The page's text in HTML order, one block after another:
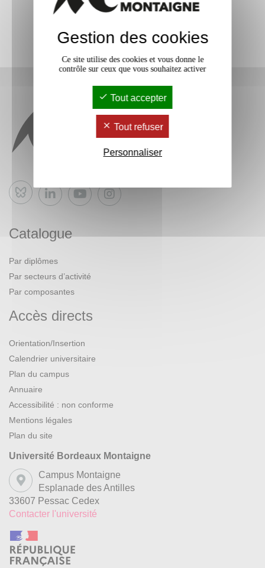
Bluesky
Catalogue
Par diplômes
Par secteurs d’activité
Par composantes
Accès directs
Orientation/Insertion
Calendrier universitaire
Plan du campus
Annuaire
Accessibilité : non conforme
Mentions légales
Plan du site
Université Bordeaux Montaigne
Campus Montaigne
Esplanade des Antilles
33607 Pessac Cedex
Contacter l'université
Gestion des cookies
Ce site utilise des cookies et vous donne le
contrôle sur ceux que vous souhaitez activer
Tout accepter
Tout refuser
Personnaliser